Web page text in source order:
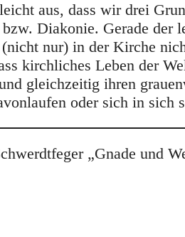
aus, dass wir drei
Diakonie. Gerade der
nur) in der Kirche
kirchliches Leben der
gleichzeitig ihren
oder sich in sich
„Gnade und